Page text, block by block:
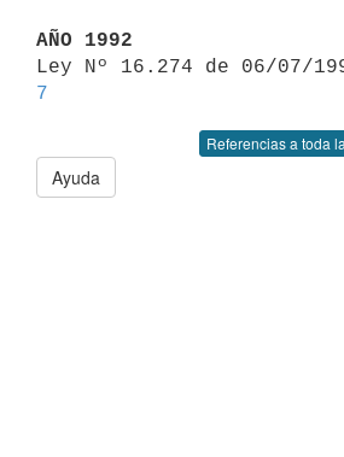
AÑO 1992
7
Referencias a toda
Ayuda